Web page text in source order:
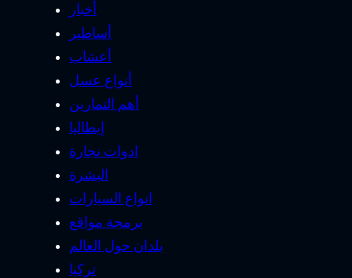
أخبار
أساطير
أعشاب
أنواع عسل
أهم التمارين
إيطاليا
ادوات نجارة
البشرة
انواع السيارات
برمجة مواقع
بلدان حول العالم
تركيا